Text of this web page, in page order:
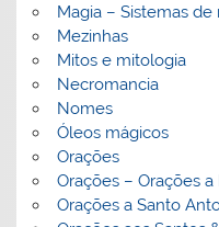
Magia – Sistemas de
Mezinhas
Mitos e mitologia
Necromancia
Nomes
Óleos mágicos
Orações
Orações – Orações
Orações a Santo